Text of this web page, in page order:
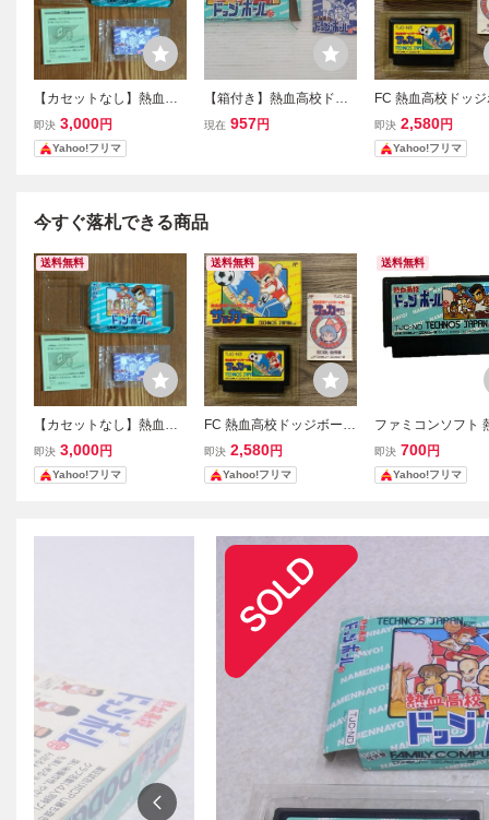
【カセットなし】熱血高
校ドッジボール部 ファミ
コン FC テクノスジャパ
ン TECHNOS JAPAN く
即決 3,000円
Yahoo!フリマ
【箱付き】熱血高校ドッ
ジボール部 ファミコン F
現在 957円
FC 熱血高校ドッ
部 サッカー編
書付 ファミコン
ノスジャパン
即決 2,580円
Yahoo!フリマ
今すぐ落札できる商品
送料無料
【カセットなし】熱血高
校ドッジボール部 ファミ
コン FC テクノスジャパ
ン TECHNOS JAPAN く
即決 3,000円
Yahoo!フリマ
送料無料
FC 熱血高校ドッジボール
部 サッカー編 箱説明
書付 ファミコン テク
ノスジャパン
即決 2,580円
Yahoo!フリマ
送料無料
ファミコンソフト
校ドッジボール部
スジャパン
即決 700円
Yahoo!フリマ